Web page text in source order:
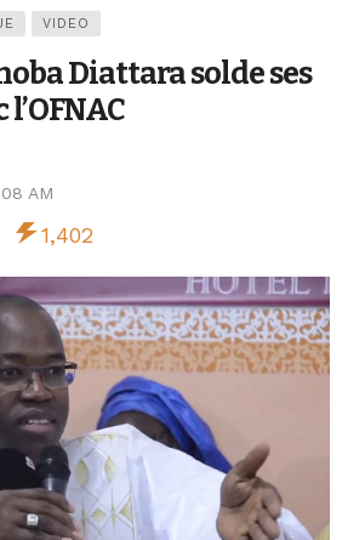
VIDEO
Diattara solde ses
AM
1,402